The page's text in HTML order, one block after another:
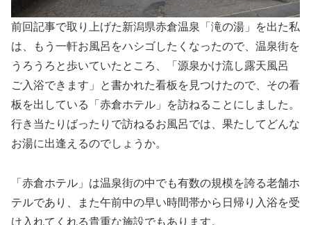
前回記事で取り上げた新潟県赤倉温泉「滝の湯」を出た私
は、もう一軒お風呂をハシゴしたくなったので、温泉街を
うろうろと歩いていたところ、「源泉かけ流し露天風呂
ご入浴できます」と書かれた看板を見つけたので、その看
板を出している「赤倉ホテル」を訪ねることにしました。
行き当たりばったりで訪ねるお風呂では、果たしてどんな
お湯に出逢えるのでしょうか。
「赤倉ホテル」は温泉街の中でも有数の規模を誇る老舗ホ
テルであり、また午前中の早い時間帯から日帰り入浴を受
け入れてくれる貴重な施設でもあります。